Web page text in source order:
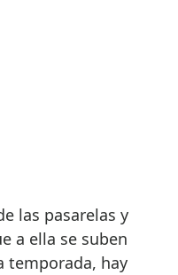
las pasarelas y
a ella se suben
temporada, hay